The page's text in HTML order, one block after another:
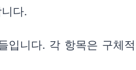
다.
입니다. 각 항목은 구체